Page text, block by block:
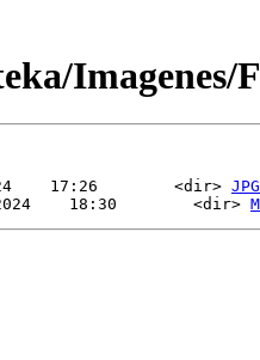
Imagenes/
17:26        <dir> JPG
2024    18:30        <dir>